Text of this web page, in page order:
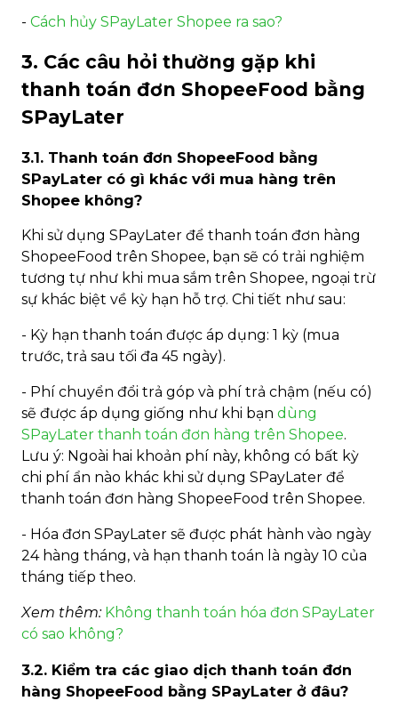
- Cách hủy SPayLater Shopee ra sao?
3. Các câu hỏi thường gặp khi
thanh toán đơn ShopeeFood bằng
SPayLater
3.1. Thanh toán đơn ShopeeFood bằng
SPayLater có gì khác với mua hàng trên
Shopee không?
Khi sử dụng SPayLater để thanh toán đơn hàng
ShopeeFood trên Shopee, bạn sẽ có trải nghiệm
tương tự như khi mua sắm trên Shopee, ngoại trừ
sự khác biệt về kỳ hạn hỗ trợ. Chi tiết như sau:
- Kỳ hạn thanh toán được áp dụng: 1 kỳ (mua
trước, trả sau tối đa 45 ngày).
- Phí chuyển đổi trả góp và phí trả chậm (nếu có)
sẽ được áp dụng giống như khi bạn dùng
SPayLater thanh toán đơn hàng trên Shopee.
Lưu ý: Ngoài hai khoản phí này, không có bất kỳ
chi phí ẩn nào khác khi sử dụng SPayLater để
thanh toán đơn hàng ShopeeFood trên Shopee.
- Hóa đơn SPayLater sẽ được phát hành vào ngày
24 hàng tháng, và hạn thanh toán là ngày 10 của
tháng tiếp theo.
Xem thêm: Không thanh toán hóa đơn SPayLater
có sao không?
3.2. Kiểm tra các giao dịch thanh toán đơn
hàng ShopeeFood bằng SPayLater ở đâu?